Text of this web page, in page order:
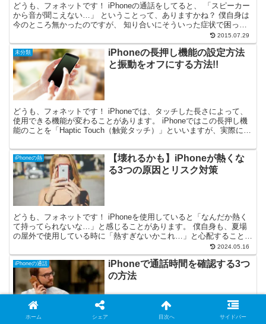
どうも、フォネットです！ iPhoneの通話をしてると、 「スピーカー
から音が聞こえない…」 ということって、ありますかね？ 僕自身は
今のところ無かったのですが、 知り合いにそういった症状で困って
2015.07.29
未分類
iPhoneの長押し機能の設定方法
と振動をオフにする方法!!
どうも、フォネットです！ iPhoneでは、タッチした長さによって、
使用できる機能が変わることがあります。 iPhoneではこの長押し機
能のことを「Haptic Touch（触覚タッチ）」といいますが、実際にど
iPhoneの熱
【壊れるかも】iPhoneが熱くな
る3つの原因とリスク対策
どうも、フォネットです！ iPhoneを使用していると「なんだか熱く
て持ってられないな…」と感じることがあります。 僕自身も、夏場
の屋外で使用している時に「熱すぎないかこれ…」と心配することが
2024.05.16
iPhoneの通話
iPhoneで通話時間を確認する3つ
の方法
ホーム シェア 目次へ サイドバー